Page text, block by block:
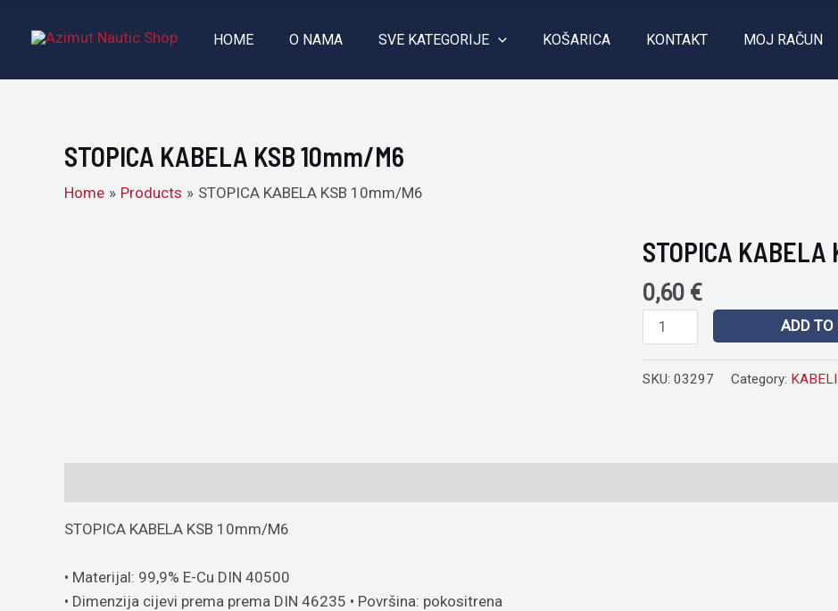
HOME O NAMA SVE KATEGORIJE KOŠARICA KONTAKT MOJ RAČUN
STOPICA KABELA KSB 10mm/M6
Home Products STOPICA KABELA KSB 10mm/M6
STOPICA
0,60 €
STOPICA
KSB
10mm/M6
quantity
ADD TO
SKU: 03297 Category:
STOPICA KABELA KSB 10mm/M6
• Materijal: 99,9% E-Cu DIN 40500
• Dimenzija cijevi prema prema DIN 46235 • Površina: pokositrena